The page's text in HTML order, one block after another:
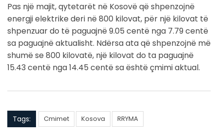
Pas një majit, qytetarët në Kosovë që shpenzojnë
energji elektrike deri në 800 kilovat, për një kilovat të
shpenzuar do të paguajnë 9.05 centë nga 7.79 centë
sa paguajnë aktualisht. Ndërsa ata që shpenzojnë më
shumë se 800 kilovatë, një kilovat do ta paguajnë
15.43 centë nga 14.45 centë sa është çmimi aktual.
Tags: Cmimet Kosova RRYMA